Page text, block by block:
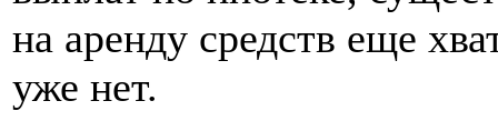
на аренду средств еще
уже нет.